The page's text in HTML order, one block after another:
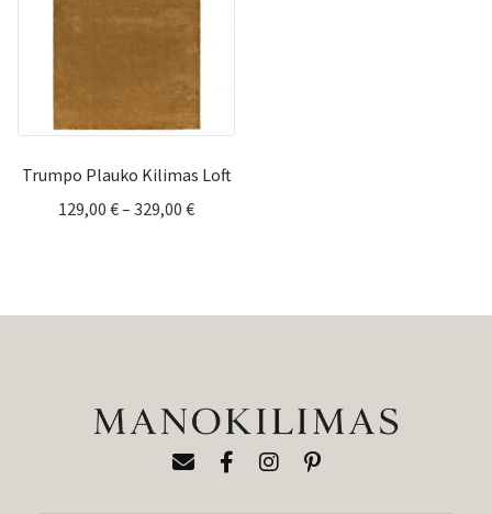
Trumpo Plauko Kilimas Loft
129,00 €– 329,00 €Price
329,00 €